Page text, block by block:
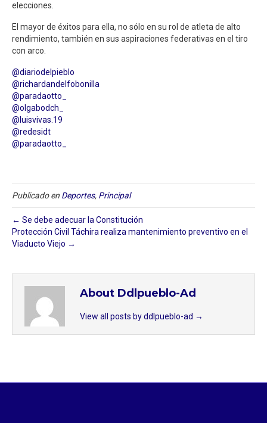
elecciones.
El mayor de éxitos para ella, no sólo en su rol de atleta de alto
rendimiento, también en sus aspiraciones federativas en el tiro
con arco.
@diariodelpieblo
@richardandelfobonilla
@paradaotto_
@olgabodch_
@luisvivas.19
@redesidt
@paradaotto_
Publicado en Deportes, Principal
← Se debe adecuar la Constitución
Protección Civil Táchira realiza mantenimiento preventivo en el
Viaducto Viejo →
About Ddlpueblo-Ad
View all posts by ddlpueblo-ad →